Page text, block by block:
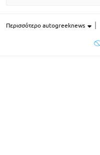
Περισσότερο autogreeknews